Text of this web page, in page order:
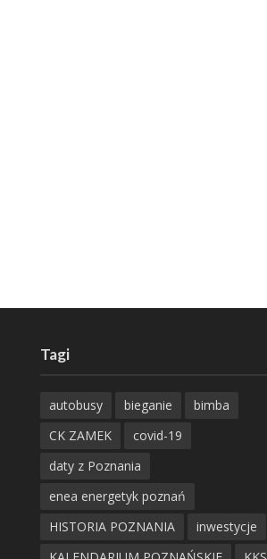
Tagi
autobusy bieganie
bimba
CK ZAMEK
covid-19
daty z Poznania
enea energetyk poznań
HISTORIA POZNANIA
inwestycje